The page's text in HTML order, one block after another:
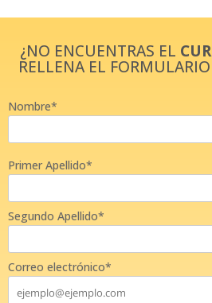
¿NO ENCUENTRAS EL
RELLENA EL
Nombre*
Primer Apellido*
Segundo Apellido*
Correo electrónico*